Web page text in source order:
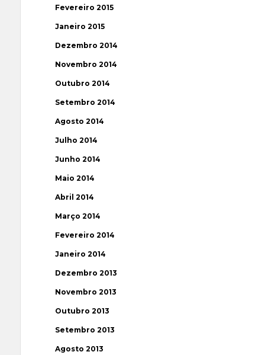
Fevereiro 2015
Janeiro 2015
Dezembro 2014
Novembro 2014
Outubro 2014
Setembro 2014
Agosto 2014
Julho 2014
Junho 2014
Maio 2014
Abril 2014
Março 2014
Fevereiro 2014
Janeiro 2014
Dezembro 2013
Novembro 2013
Outubro 2013
Setembro 2013
Agosto 2013